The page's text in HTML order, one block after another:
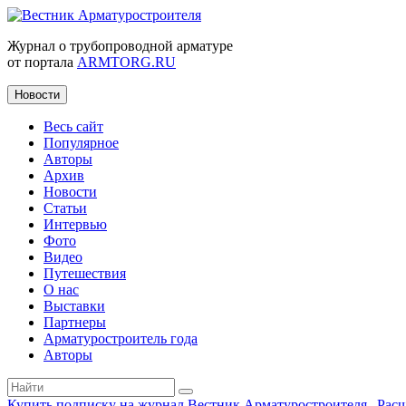
Журнал о трубопроводной арматуре
от портала ARMTORG.RU
Новости
Весь сайт
Популярное
Авторы
Архив
Новости
Статьи
Интервью
Фото
Видео
Путешествия
О нас
Выставки
Партнеры
Арматуростроитель года
Авторы